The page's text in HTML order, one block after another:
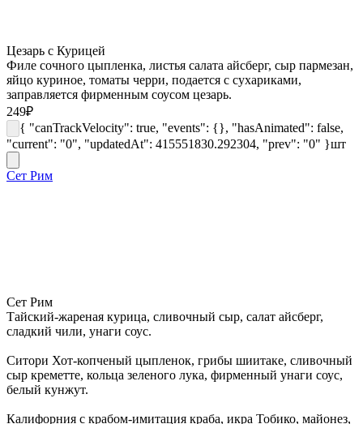
Цезарь с Курицей
Филе сочного цыпленка, листья салата айсберг, сыр пармезан,
яйцо куриное, томаты черри, подается с сухариками,
заправляется фирменным соусом цезарь.
249₽
{ "canTrackVelocity": true, "events": {}, "hasAnimated": false,
"current": "0", "updatedAt": 415551830.292304, "prev": "0" }шт
Сет Рим
Сет Рим
Тайский-жареная курица, сливочный сыр, салат айсберг,
сладкий чили, унаги соус.
Ситори Хот-копченый цыпленок, грибы шиитаке, сливочный
сыр креметте, кольца зеленого лука, фирменный унаги соус,
белый кунжут.
Калифорния с крабом-имитация краба, икра Тобико, майонез,